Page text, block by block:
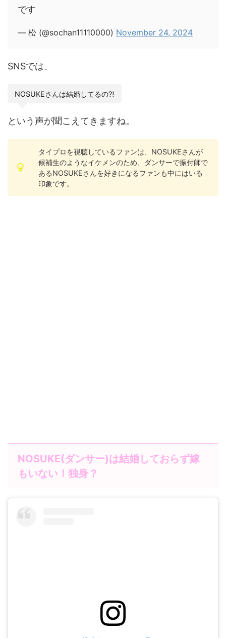
です
— 松 (@sochan11110000) November 24, 2024
SNSでは、
NOSUKEさんは結婚してるの⁈
という声が聞こえてきますね。
タイプロを視聴しているファンは、NOSUKEさんが
候補生のようなイケメンのため、ダンサーで振付師で
あるNOSUKEさんを好きになるファンも中にはいる
印象です。
NOSUKE(ダンサー)は結婚しておらず嫁
もいない！独身？